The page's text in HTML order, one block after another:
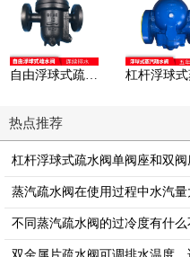
热点推荐
杠杆浮球式疏水阀单阀座和双阀
蒸汽疏水阀在使用过程中水汽量
不同蒸汽疏水阀的过冷度有什么